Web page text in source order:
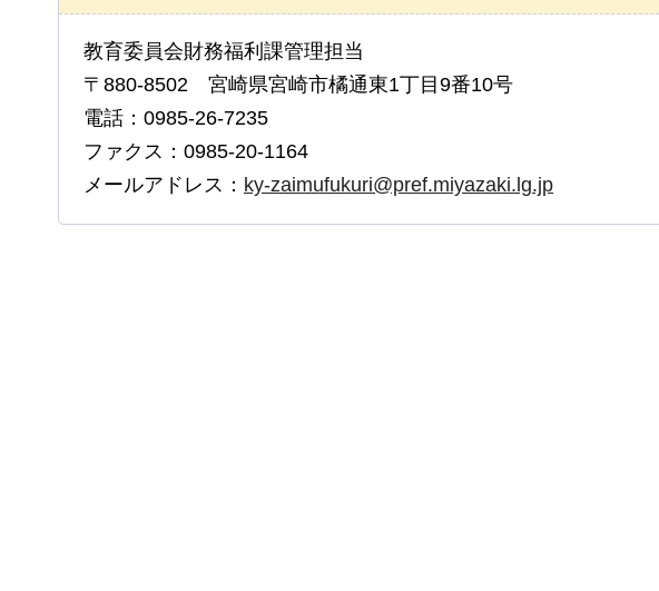
教育委員会財務福利課管理担当
〒880-8502 宮崎県宮崎市橘通東1丁目9番10号
電話：0985-26-7235
ファクス：0985-20-1164
メールアドレス： ky-zaimufukuri@pref.miyazaki.lg.jp